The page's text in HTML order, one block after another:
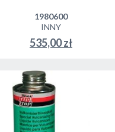
1980600
INNY
535,00 zł